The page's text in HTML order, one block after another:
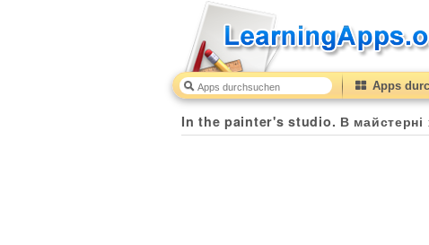
Apps
In the painter's studio. В майстерні